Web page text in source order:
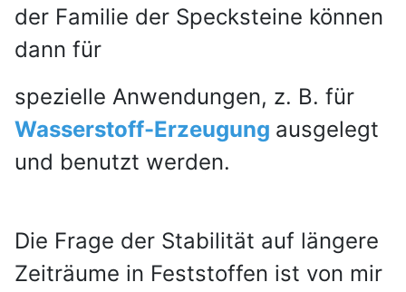
der Familie der Specksteine können
dann für
spezielle Anwendungen, z. B. für
Wasserstoff-Erzeugung ausgelegt
und benutzt werden.
Die Frage der Stabilität auf längere
Zeiträume in Feststoffen ist von mir